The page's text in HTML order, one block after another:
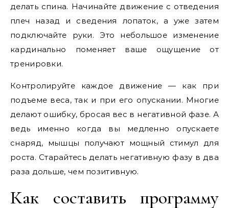
делать спина. Начинайте движение с отведения
плеч назад и сведения лопаток, а уже затем
подключайте руки. Это небольшое изменение
кардинально поменяет ваше ощущение от
тренировки.
Контролируйте каждое движение — как при
подъеме веса, так и при его опускании. Многие
делают ошибку, бросая вес в негативной фазе. А
ведь именно когда вы медленно опускаете
снаряд, мышцы получают мощный стимул для
роста. Старайтесь делать негативную фазу в два
раза дольше, чем позитивную.
Как составить программу